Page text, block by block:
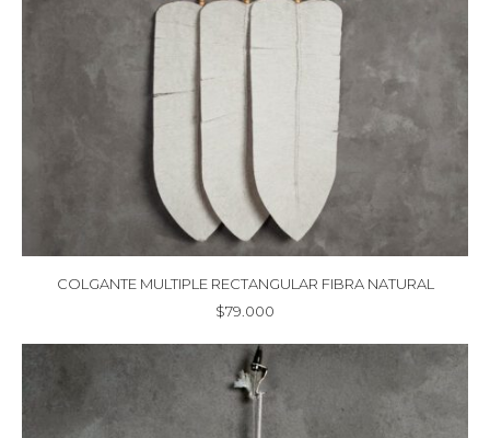
COLGANTE MULTIPLE RECTANGULAR FIBRA NATURAL
$79.000